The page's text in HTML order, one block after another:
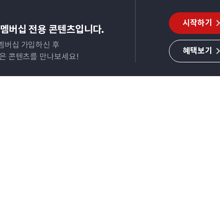
버십 전용 콘텐츠입니다.
버십 가입하신 후
콘텐츠를 만나보세요!
시작하기
혜택보기